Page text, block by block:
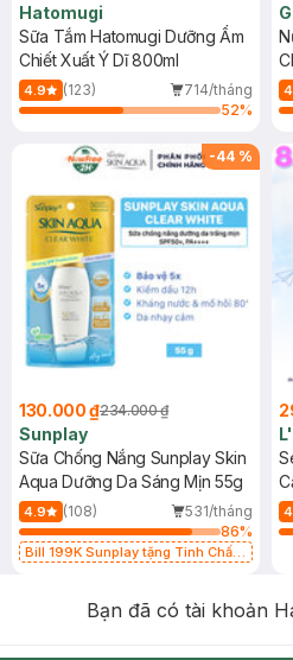
Hatomugi
Sữa Tắm Hatomugi Dưỡng Ẩm
Chiết Xuất Ý Dĩ 800ml
4.9 (123)
714/tháng
52%
-44 %
130.000 ₫234.000 ₫
Sunplay
Sữa Chống Nắng Sunplay Skin
Aqua Dưỡng Da Sáng Mịn 55g
4.9 (108)
531/tháng
86%
Bill 199K Sunplay tặng Tinh Chất
Bạn đã có tài khoản